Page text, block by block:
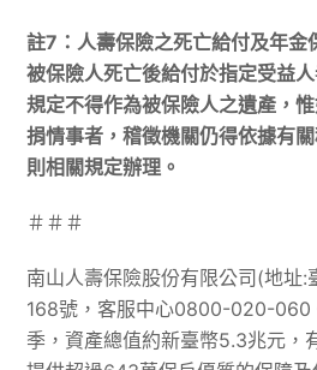
註7：人壽保險之死亡給付及年金
被保險人死亡後給付於指定受益
規定不得作為被保險人之遺產，
捐情事者，稽徵機關仍得依據有
則相關規定辦理。
＃＃＃
南山人壽保險股份有限公司(地址:
168號，客服中心0800-020-060
季，資產總值約新臺幣5.3兆元，